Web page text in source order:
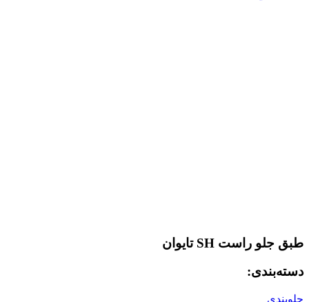
طبق جلو راست SH تایوان
دسته‌بندی:
جلوبندی